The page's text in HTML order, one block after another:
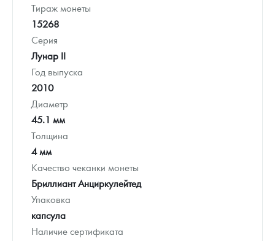
Тираж монеты
15268
Серия
Лунар II
Год выпуска
2010
Диаметр
45.1 мм
Толщина
4 мм
Качество чеканки монеты
Бриллиант Анциркулейтед
Упаковка
капсула
Наличие сертификата